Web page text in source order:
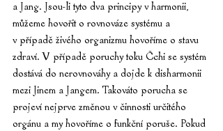
a Jang. Jsou-li tyto dva principy v harmonii,
můžeme hovořit o rovnováze systému a
v případě živého organizmu hovoříme o stavu
zdraví. V případě poruchy toku Čchi se systém
dostává do nerovnováhy a dojde k disharmonii
mezi Jinem a Jangem. Takováto porucha se
projeví nejprve změnou v činnosti určitého
orgánu a my hovoříme o funkční poruše. Pokud